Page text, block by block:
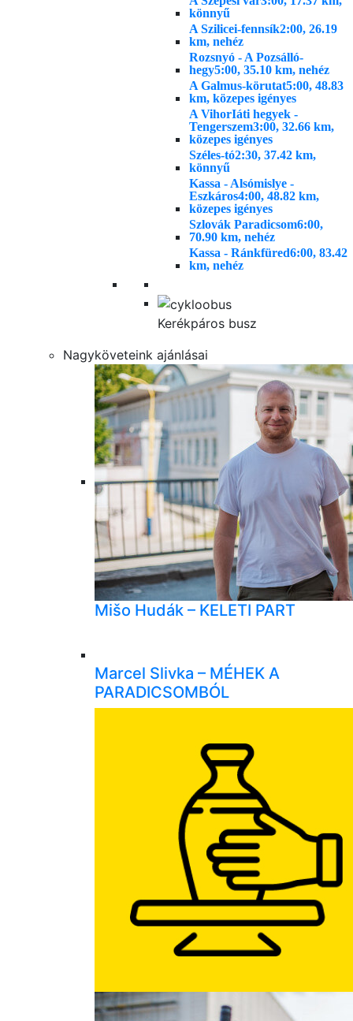
könnyű
A Szilicei-fennsík2:00, 26.19
km, nehéz
Rozsnyó - A Pozsálló-
hegy5:00, 35.10 km, nehéz
A Galmus-körutat5:00, 48.83
km, közepes igényes
A VihorIáti hegyek -
Tengerszem3:00, 32.66 km,
közepes igényes
Széles-tó2:30, 37.42 km,
könnyű
Kassa - Alsómislye -
Eszkáros4:00, 48.82 km,
közepes igényes
Szlovák Paradicsom6:00,
70.90 km, nehéz
Kassa - Ránkfüred6:00, 83.42
km, nehéz
Kerékpáros busz
Nagyköveteink ajánlásai
Mišo Hudák – KELETI PART
Marcel Slivka – MÉHEK A
PARADICSOMBÓL